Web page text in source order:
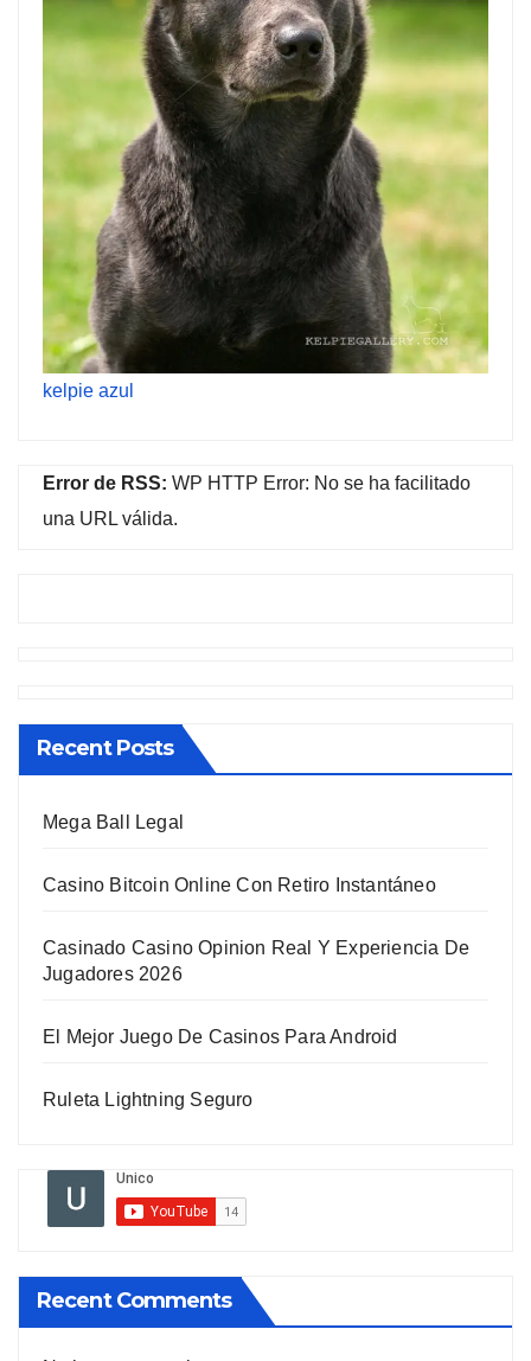
kelpie azul
Error de RSS: WP HTTP Error: No se ha facilitado
una URL válida.
Recent Posts
Mega Ball Legal
Casino Bitcoin Online Con Retiro Instantáneo
Casinado Casino Opinion Real Y Experiencia De
Jugadores 2026
El Mejor Juego De Casinos Para Android
Ruleta Lightning Seguro
Recent Comments